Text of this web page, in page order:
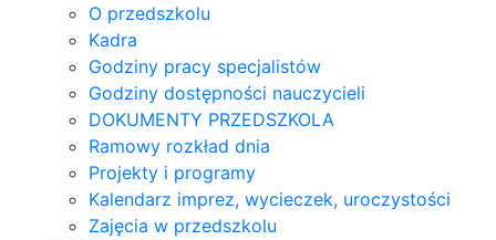
O przedszkolu
Kadra
Godziny pracy specjalistów
Godziny dostępności nauczycieli
DOKUMENTY PRZEDSZKOLA
Ramowy rozkład dnia
Projekty i programy
Kalendarz imprez, wycieczek, uroczystości
Zajęcia w przedszkolu